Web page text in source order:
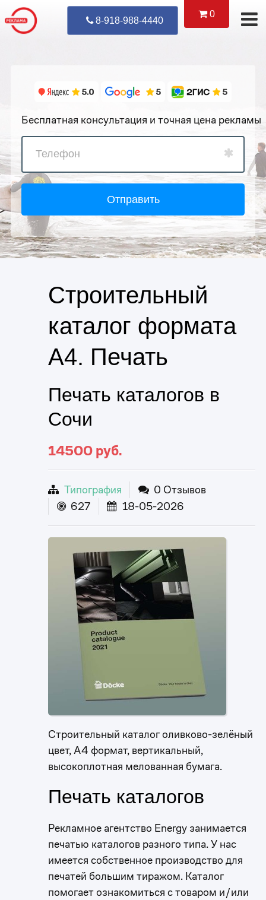
0
8-918-988-4440 Уже
Бесплатная консультация и точная цена рекламы
Отправить
Строительный
каталог формата
А4. Печать
Печать каталогов в
Сочи
14500 руб.
Типография
0 Отзывов
627
18-05-2026
Строительный каталог оливково-зелёный
цвет, А4 формат, вертикальный,
высокоплотная мелованная бумага.
Печать каталогов
Рекламное агентство Energy занимается
печатью каталогов разного типа. У нас
имеется собственное производство для
печатей большим тиражом. Каталог
помогает ознакомиться с товаром и/или